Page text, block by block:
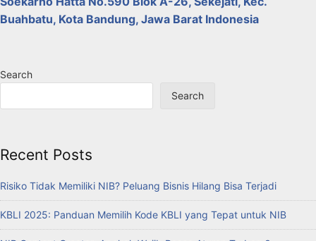
Buahbatu, Kota Bandung, Jawa Barat Indonesia
Search
Search
Recent Posts
Risiko Tidak Memiliki NIB? Peluang Bisnis Hilang Bisa Terjadi
KBLI 2025: Panduan Memilih Kode KBLI yang Tepat untuk NIB